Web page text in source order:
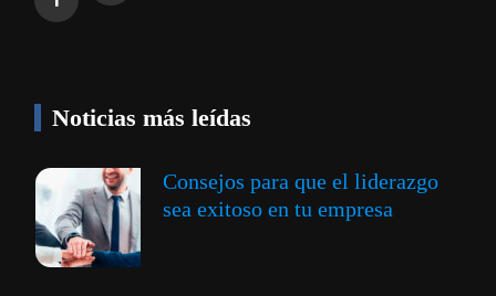
Noticias más leídas
Consejos para que el liderazgo
sea exitoso en tu empresa